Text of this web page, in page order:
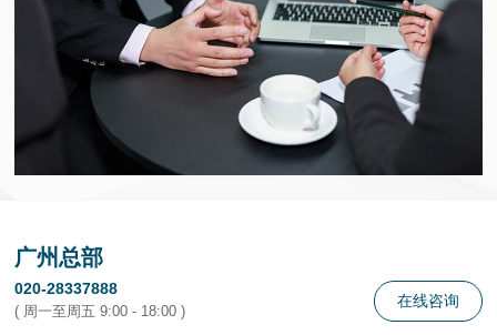
广州总部
020-28337888
( 周一至周五 9:00 - 18:00 )
在线咨询